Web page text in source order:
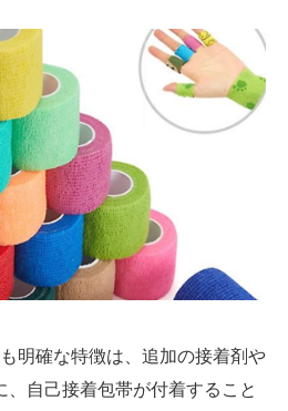
明確な特徴は、追加の接着剤や
、自己接着包帯が付着すること